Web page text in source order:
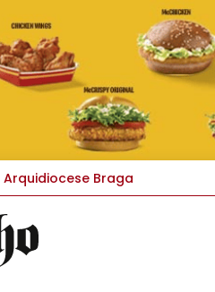
Arquidiocese Braga